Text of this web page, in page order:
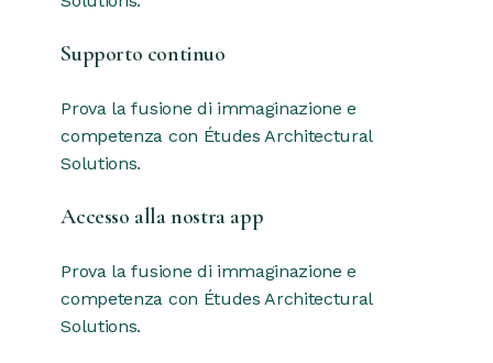
Supporto continuo
Prova la fusione di immaginazione e
competenza con Études Architectural
Solutions.
Accesso alla nostra app
Prova la fusione di immaginazione e
competenza con Études Architectural
Solutions.